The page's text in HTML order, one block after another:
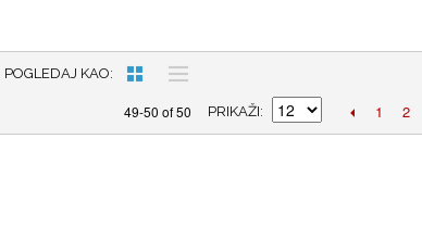
POGLEDAJ KAO
49-50 of 50 PRIKAŽI 1 2